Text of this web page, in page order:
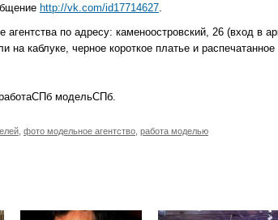
http://vk.com/id17714627
агентства по адресу: каменоостровский, 26 (вход в
на каблуке, черное короткое платье и распечатанное
модельСПб.
фото модельное агентство работа моделью